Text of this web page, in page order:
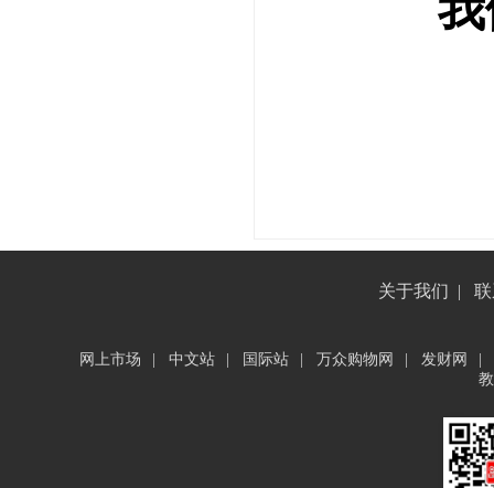
关于我们 |
网上市场 中文站 国际站 万众购物网 发财网